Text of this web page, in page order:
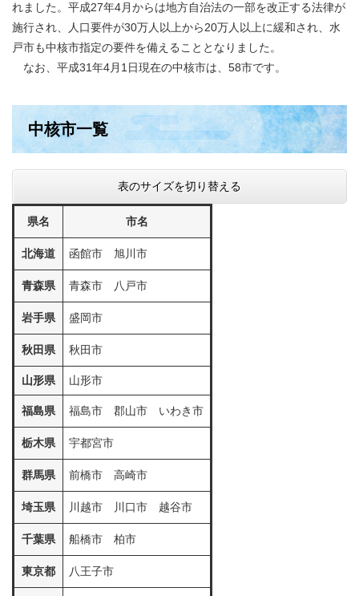
れました。平成27年4月からは地方自治法の一部を改正する法律が
施行され、人口要件が30万人以上から20万人以上に緩和され、水
戸市も中核市指定の要件を備えることとなりました。
なお、平成31年4月1日現在の中核市は、58市です。
中核市一覧
表のサイズを切り替える
県名 市名
北海道 函館市 旭川市
青森県 青森市 八戸市
岩手県 盛岡市
秋田県 秋田市
山形県 山形市
福島県 福島市 郡山市 いわき市
栃木県 宇都宮市
群馬県 前橋市 高崎市
埼玉県 川越市 川口市 越谷市
千葉県 船橋市 柏市
東京都 八王子市